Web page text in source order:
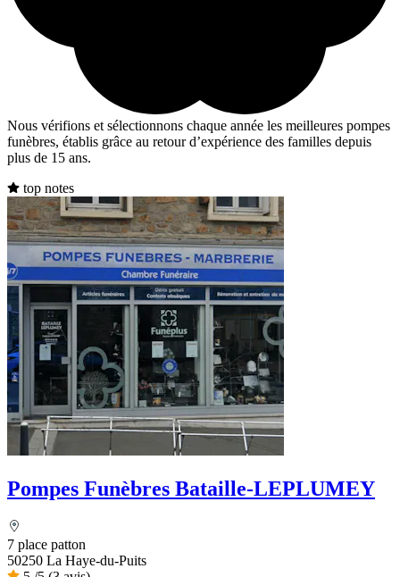
Nous vérifions et sélectionnons chaque année les meilleures pompes
funèbres, établis grâce au retour d’expérience des familles depuis
plus de 15 ans.
top notes
Pompes Funèbres Bataille-LEPLUMEY
7 place patton
50250 La Haye-du-Puits